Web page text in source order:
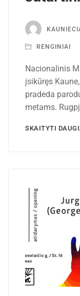
RENGINIAI
Nacionalinis
įsikūręs
pradeda
metams.
SKAITYTI